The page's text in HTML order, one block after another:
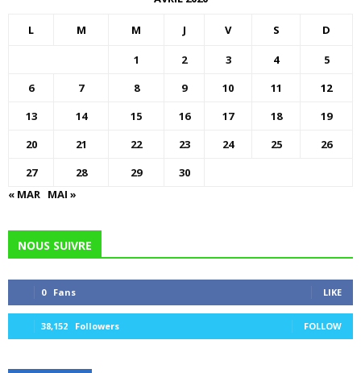
L M M J V S D
1 2 3 4
5
6
7 8 9 10 11
12
13
14 15 16 17 18
19
20
21 22 23 24 25
26
27
28 29
30
« MAR MAI »
NOUS SUIVRE
0 Fans LIKE
38,152 Followers FOLLOW